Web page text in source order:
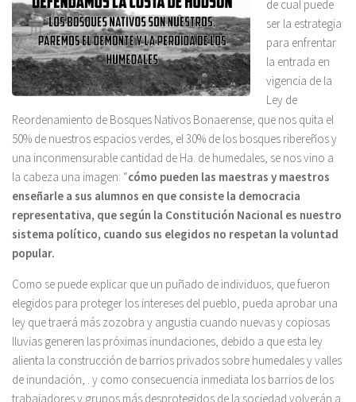
de cual puede
ser la estrategia
para enfrentar
la entrada en
vigencia de la
Ley de
Reordenamiento de Bosques Nativos Bonaerense, que nos quita el
50% de nuestros espacios verdes, el 30% de los bosques ribereños y
una inconmensurable cantidad de Ha. de humedales, se nos vino a
la cabeza una imagen: “cómo pueden las maestras y maestros
enseñarle a sus alumnos en que consiste la democracia
representativa, que según la Constitución Nacional es nuestro
sistema político, cuando sus elegidos no respetan la voluntad
popular.
Como se puede explicar que un puñado de individuos, que fueron
elegidos para proteger los intereses del pueblo, pueda aprobar una
ley que traerá más zozobra y angustia cuando nuevas y copiosas
lluvias generen las próximas inundaciones, debido a que esta ley
alienta la construcción de barrios privados sobre humedales y valles
de inundación, . y como consecuencia inmediata los barrios de los
trabajadores y grupos más desprotegidos de la sociedad volverán a